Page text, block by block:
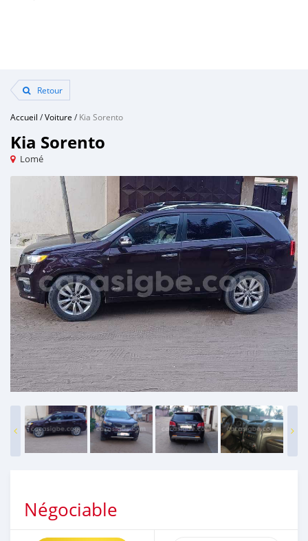
Retour
Accueil /Voiture /Kia Sorento
Kia Sorento
Lomé
Négociable